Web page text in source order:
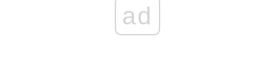
ad